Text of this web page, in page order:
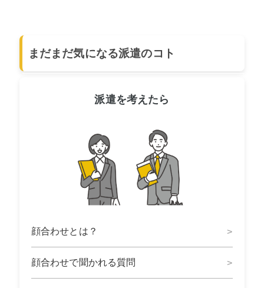
まだまだ気になる派遣のコト
派遣を考えたら
顔合わせとは？
顔合わせで聞かれる質問